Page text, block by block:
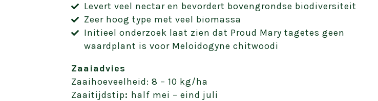
Levert veel nectar en bevordert bovengrondse biodiversiteit
Zeer hoog type met veel biomassa
Initieel onderzoek laat zien dat Proud Mary tagetes geen
waardplant is voor Meloidogyne chitwoodi
Zaaiadvies
Zaaihoeveelheid: 8 – 10 kg/ha
Zaaitijdstip: half mei – eind juli